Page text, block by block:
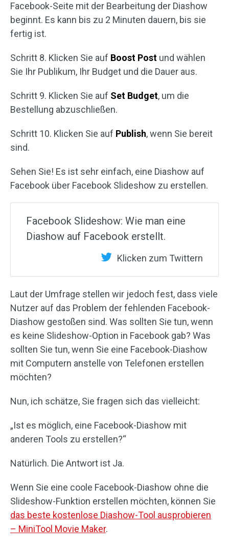
Facebook-Seite mit der Bearbeitung der Diashow
beginnt. Es kann bis zu 2 Minuten dauern, bis sie
fertig ist.
Schritt 8. Klicken Sie auf Boost Post und wählen
Sie Ihr Publikum, Ihr Budget und die Dauer aus.
Schritt 9. Klicken Sie auf Set Budget, um die
Bestellung abzuschließen.
Schritt 10. Klicken Sie auf Publish, wenn Sie bereit
sind.
Sehen Sie! Es ist sehr einfach, eine Diashow auf
Facebook über Facebook Slideshow zu erstellen.
Facebook Slideshow: Wie man eine
Diashow auf Facebook erstellt.
Klicken zum Twittern
Laut der Umfrage stellen wir jedoch fest, dass viele
Nutzer auf das Problem der fehlenden Facebook-
Diashow gestoßen sind. Was sollten Sie tun, wenn
es keine Slideshow-Option in Facebook gab? Was
sollten Sie tun, wenn Sie eine Facebook-Diashow
mit Computern anstelle von Telefonen erstellen
möchten?
Nun, ich schätze, Sie fragen sich das vielleicht:
„Ist es möglich, eine Facebook-Diashow mit
anderen Tools zu erstellen?“
Natürlich. Die Antwort ist Ja.
Wenn Sie eine coole Facebook-Diashow ohne die
Slideshow-Funktion erstellen möchten, können Sie
das beste kostenlose Diashow-Tool ausprobieren
– MiniTool Movie Maker.